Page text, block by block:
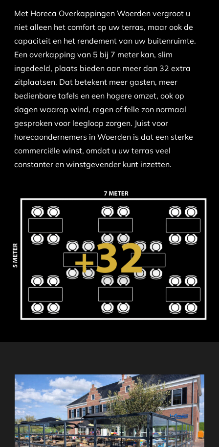
Met Horeca Overkappingen Woerden vergroot u
niet alleen het comfort op uw terras, maar ook de
capaciteit en het rendement van uw buitenruimte.
Een overkapping van 5 bij 7 meter kan, slim
ingedeeld, plaats bieden aan meer dan 32 extra
zitplaatsen. Dat betekent meer gasten, meer
bedienbare tafels en een hogere omzet, ook op
dagen waarop wind, regen of felle zon normaal
gesproken voor leegloop zorgen. Juist voor
horecaondernemers in Woerden is dat een sterke
commerciële winst, omdat u uw terras veel
constanter en winstgevender kunt inzetten.